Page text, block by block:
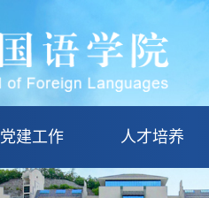
党建工作 人才培养